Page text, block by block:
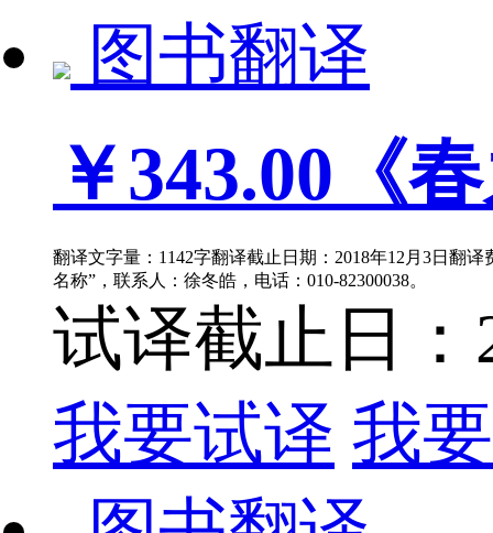
图书翻译
￥343.00 《
翻译文字量：1142字翻译截止日期：2018年12月3日翻
名称”，联系人：徐冬皓，电话：010-82300038。
试译截止日：
我要试译 我